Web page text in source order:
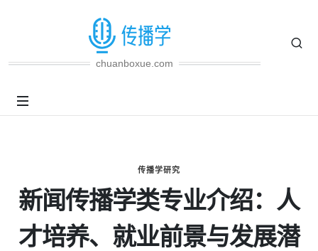
chuanboxue.com
传播学研究
新闻传播学类专业介绍：人
才培养、就业前景与发展潜